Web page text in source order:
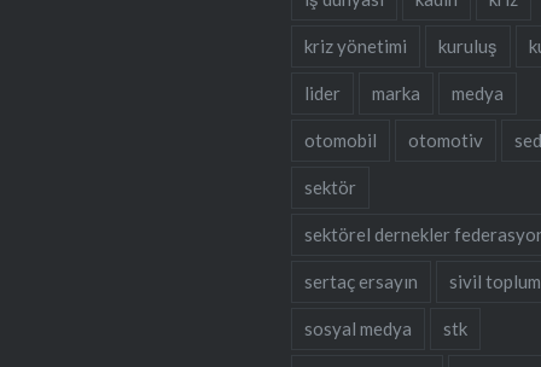
kriz yönetimi kuruluş
lider marka medya
otomobil otomotiv
sektör
sektörel dernekler
sertaç ersayın sivil toplum
sosyal medya stk